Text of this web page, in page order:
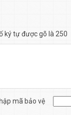
ký tự được gõ là 250
mã bảo vệ